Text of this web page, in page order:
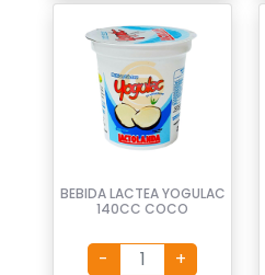
BEBIDA LACTEA YOGULAC
140CC COCO